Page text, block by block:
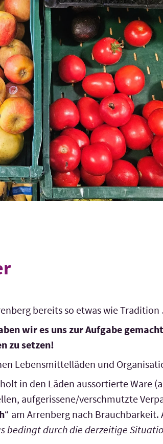
bereits so etwas wie
wir es uns zur Aufgabe
zu setzen!
Lebensmittelläden und
in den Läden aussortierte Ware
aufgerissene/verschmutzte
“ am Arrenberg nach Brauchbarkeit.
bedingt durch die derzeitige